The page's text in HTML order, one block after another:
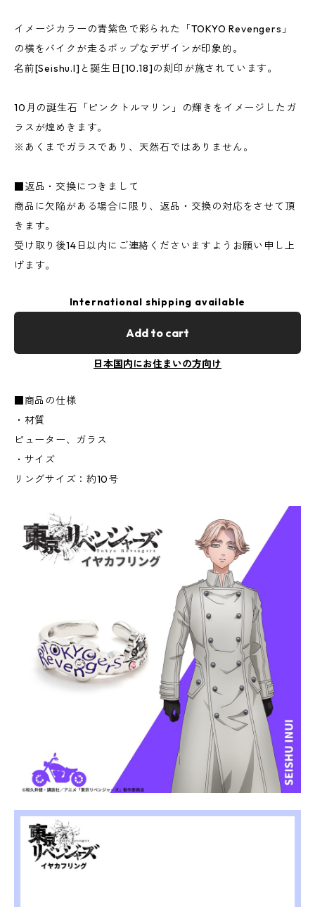
イメージカラーの青紫色で彩られた「TOKYO Revengers」
の横をバイクが走るポップなデザインが印象的。
名前[Seishu.I]と誕生日[10.18]の刻印が施されています。
10月の誕生石「ピンクトルマリン」の輝きをイメージしたガ
ラスが煌めきます。
※あくまでガラスであり、天然石ではありません。
■返品・交換につきまして
商品に欠陥がある場合に限り、返品・交換の対応をさせて頂
きます。
受け取り後14日以内にご連絡くださいますようお願い申し上
げます。
International shipping available
Add to cart
日本国内にお住まいの方向け
■商品の仕様
・材質
ピューター、ガラス
・サイズ
リングサイズ：約10号